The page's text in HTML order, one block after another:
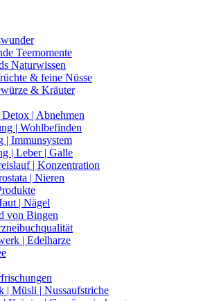
Teemomente
Naturwissen
& feine Nüsse
& Kräuter
| Abnehmen
| Wohlbefinden
| Immunsystem
| Leber | Galle
| Konzentration
| Nieren
| Nägel
von Bingen
| Edelharze
| Müsli | Nussaufstriche